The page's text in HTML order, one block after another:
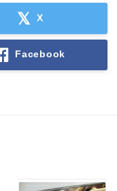
X
Facebook